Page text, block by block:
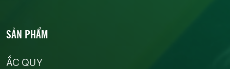
SẢN PHẨM
ẮC QUY